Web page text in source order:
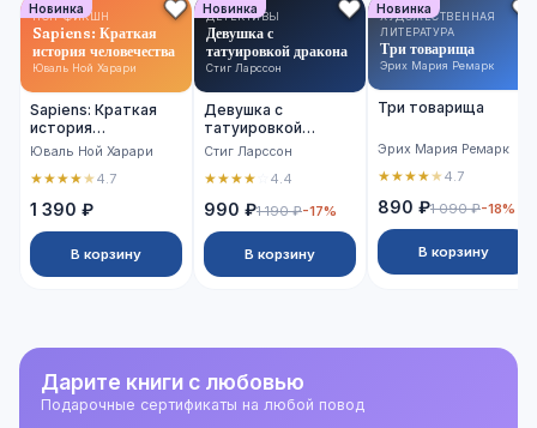
Новинка
НОН-ФИКШН
Sapiens: Краткая
история человечества
Юваль Ной Харари
Sapiens: Краткая
история
человечества
Юваль Ной Харари
★★★★★4.7
1 390 ₽
В корзину
Новинка
ДЕТЕКТИВЫ
Девушка с
татуировкой дракона
Стиг Ларссон
Девушка с
татуировкой
дракона
Стиг Ларссон
★★★★ 4.4
990 ₽1 190 ₽-17%
В корзину
Новинка
ХУДОЖЕСТВЕННАЯ
ЛИТЕРАТУРА
Три товарища
Эрих Мария Ремарк
Три товарища
Эрих Мария Ремарк
★★★★★4.7
890 ₽1 090 ₽-18%
В корзину
Дарите книги с любовью
Подарочные сертификаты на любой повод